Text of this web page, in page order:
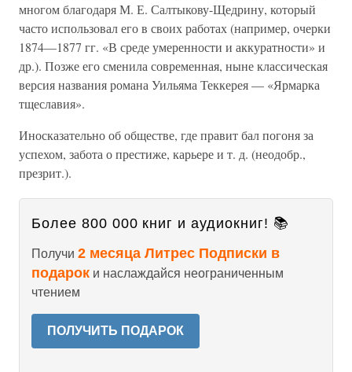
многом благодаря М. Е. Салтыкову-Щедрину, который
часто использовал его в своих работах (например, очерки
1874—1877 гг. «В среде умеренности и аккуратности» и
др.). Позже его сменила современная, ныне классическая
версия названия романа Уильяма Теккерея — «Ярмарка
тщеславия».
Иносказательно об обществе, где правит бал погоня за
успехом, забота о престиже, карьере и т. д. (неодобр.,
презрит.).
Более 800 000 книг и аудиокниг! 📚
Получи 2 месяца Литрес Подписки в
подарок и наслаждайся неограниченным
чтением
ПОЛУЧИТЬ ПОДАРОК